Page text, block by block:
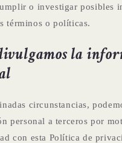
o investigar posibles
términos o políticas.
la
circunstancias,
personal a terceros por
con esta Política de